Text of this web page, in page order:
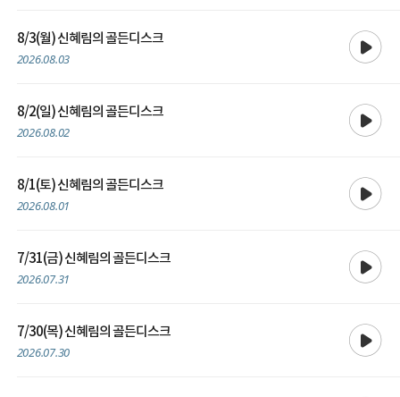
8/3(월) 신혜림의 골든디스크
2026.08.03
8/2(일) 신혜림의 골든디스크
2026.08.02
8/1(토) 신혜림의 골든디스크
2026.08.01
7/31(금) 신혜림의 골든디스크
2026.07.31
7/30(목) 신혜림의 골든디스크
2026.07.30